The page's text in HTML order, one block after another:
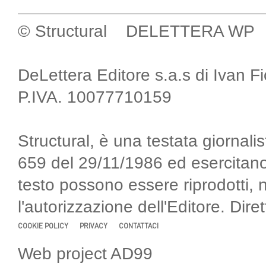
© Structural DELETTERA WP
DeLettera Editore s.a.s di Ivan
P.IVA. 10077710159
Structural, è una testata
659 del 29/11/1986 ed
testo possono essere riprodotti,
l'autorizzazione dell'Editore.
COOKIE POLICY PRIVACY CONTATTACI
Web project AD99